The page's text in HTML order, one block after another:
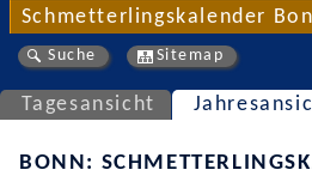
Schmetterlingskalender
Suche Sitemap
Tagesansicht
BONN: